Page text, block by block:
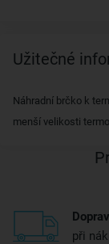
Užitečné
Náhradní brčko k
menší velikosti
při